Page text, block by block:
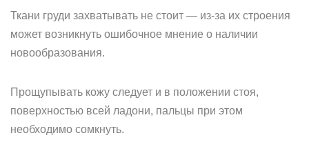
Ткани груди захватывать не стоит — из-за их строения
может возникнуть ошибочное мнение о наличии
новообразования.
Прощупывать кожу следует и в положении стоя,
поверхностью всей ладони, пальцы при этом
необходимо сомкнуть.